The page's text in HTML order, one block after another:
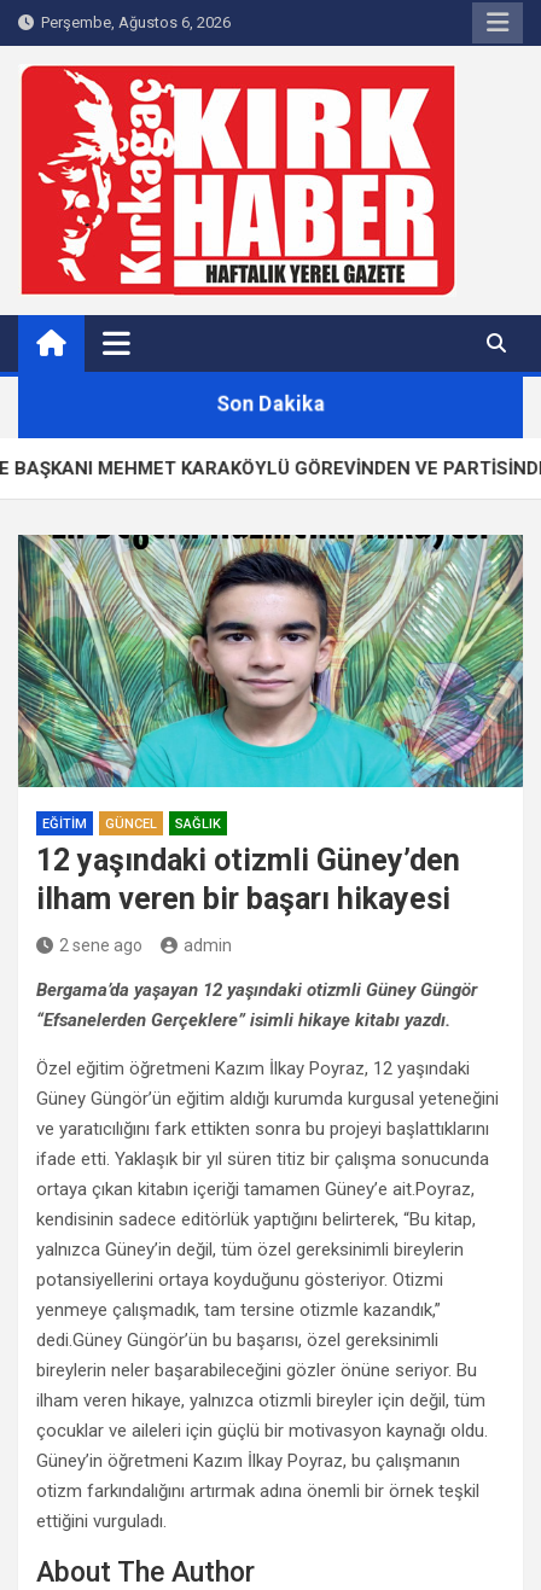
Skip
to
content
Perşembe, Ağustos 6, 2026
Kırkağaç 40Haber
Kırkağaç'ın Yerel Haber Sitesi
Son Dakika
KARAKÖYLÜ GÖREVİNDEN VE PARTİSİNDEN İSTİFA
EĞITIM GÜNCEL SAĞLIK
12 yaşındaki otizmli Güney’den
ilham veren bir başarı hikayesi
2 sene ago admin
Bergama’da yaşayan 12 yaşındaki otizmli Güney Güngör
“Efsanelerden Gerçeklere” isimli hikaye kitabı yazdı.
Özel eğitim öğretmeni Kazım İlkay Poyraz, 12 yaşındaki
Güney Güngör’ün eğitim aldığı kurumda kurgusal yeteneğini
ve yaratıcılığını fark ettikten sonra bu projeyi başlattıklarını
ifade etti. Yaklaşık bir yıl süren titiz bir çalışma sonucunda
ortaya çıkan kitabın içeriği tamamen Güney’e ait.Poyraz,
kendisinin sadece editörlük yaptığını belirterek, “Bu kitap,
yalnızca Güney’in değil, tüm özel gereksinimli bireylerin
potansiyellerini ortaya koyduğunu gösteriyor. Otizmi
yenmeye çalışmadık, tam tersine otizmle kazandık,”
dedi.Güney Güngör’ün bu başarısı, özel gereksinimli
bireylerin neler başarabileceğini gözler önüne seriyor. Bu
ilham veren hikaye, yalnızca otizmli bireyler için değil, tüm
çocuklar ve aileleri için güçlü bir motivasyon kaynağı oldu.
Güney’in öğretmeni Kazım İlkay Poyraz, bu çalışmanın
otizm farkındalığını artırmak adına önemli bir örnek teşkil
ettiğini vurguladı.
About The Author